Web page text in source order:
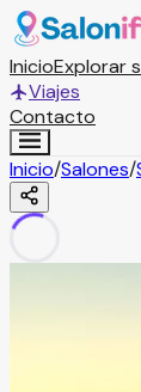
InicioExplorar
Viajes
Contacto
Inicio/Salones/